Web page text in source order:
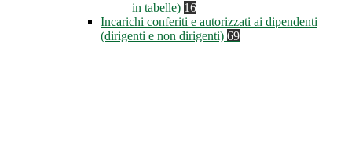
in tabelle) 16
Incarichi conferiti e autorizzati ai dipendenti
(dirigenti e non dirigenti) 69